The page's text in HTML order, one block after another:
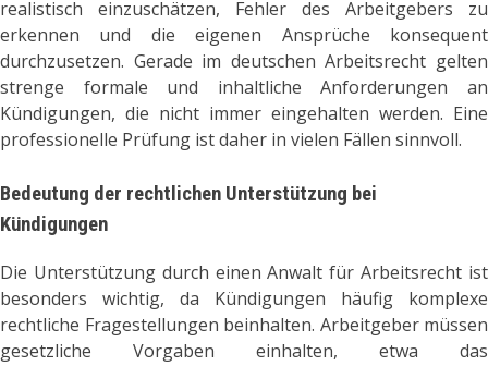
realistisch einzuschätzen, Fehler des Arbeitgebers zu
erkennen und die eigenen Ansprüche konsequent
durchzusetzen. Gerade im deutschen Arbeitsrecht gelten
strenge formale und inhaltliche Anforderungen an
Kündigungen, die nicht immer eingehalten werden. Eine
professionelle Prüfung ist daher in vielen Fällen sinnvoll.
Bedeutung der rechtlichen Unterstützung bei
Kündigungen
Die Unterstützung durch einen Anwalt für Arbeitsrecht ist
besonders wichtig, da Kündigungen häufig komplexe
rechtliche Fragestellungen beinhalten. Arbeitgeber müssen
gesetzliche Vorgaben einhalten, etwa das